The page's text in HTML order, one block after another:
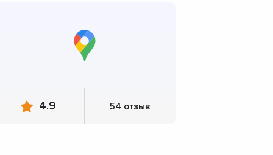
4.9 54 отзыв